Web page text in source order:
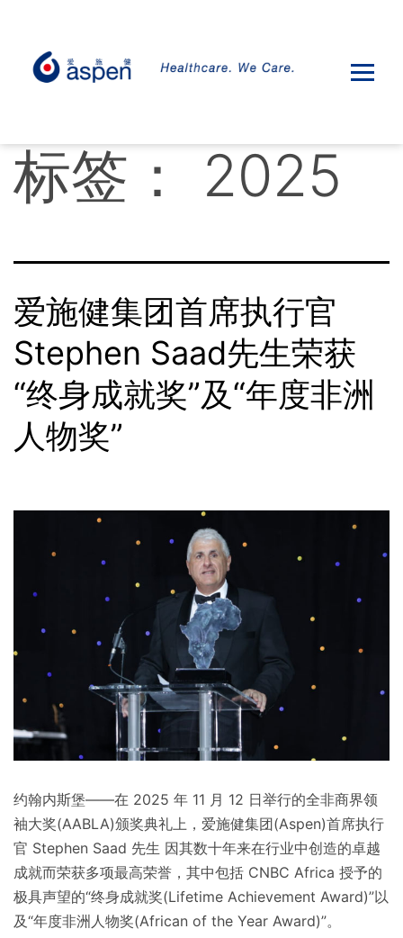
标签： 2025
爱施健集团首席执行官
Stephen Saad先生荣获
“终身成就奖”及“年度非洲
人物奖”
约翰内斯堡——在 2025 年 11 月 12 日举行的全非商界领
袖大奖(AABLA)颁奖典礼上，爱施健集团(Aspen)首席执行
官 Stephen Saad 先生 因其数十年来在行业中创造的卓越
成就而荣获多项最高荣誉，其中包括 CNBC Africa 授予的
极具声望的“终身成就奖(Lifetime Achievement Award)”以
及“年度非洲人物奖(African of the Year Award)”。